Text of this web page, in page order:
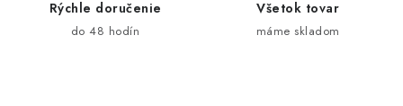
Rýchle doručenie
do 48 hodín
Všetok tovar
máme skladom